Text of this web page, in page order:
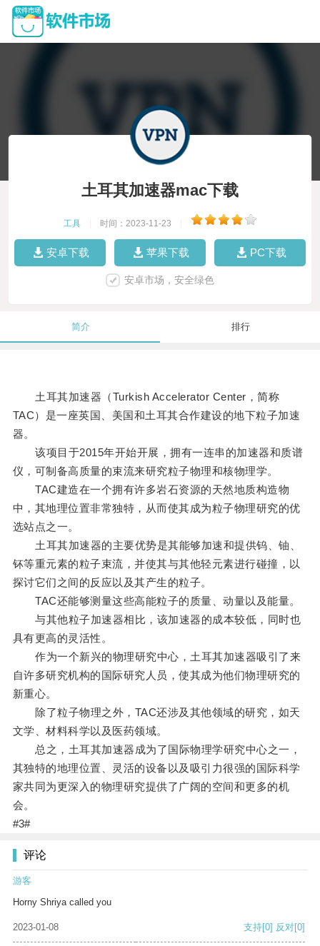
土耳其加速器mac下载
工具 时间：2023-11-23
安卓下载 苹果下载 PC下载
安卓市场，安全绿色
简介 排行
土耳其加速器（Turkish Accelerator Center，简称
TAC）是一座英国、美国和土耳其合作建设的地下粒子加速
器。
该项目于2015年开始开展，拥有一连串的加速器和质谱
仪，可制备高质量的束流来研究粒子物理和核物理学。
TAC建造在一个拥有许多岩石资源的天然地质构造物
中，其地理位置非常独特，从而使其成为粒子物理研究的优
选站点之一。
土耳其加速器的主要优势是其能够加速和提供钨、铀、
钚等重元素的粒子束流，并使其与其他轻元素进行碰撞，以
探讨它们之间的反应以及其产生的粒子。
TAC还能够测量这些高能粒子的质量、动量以及能量。
与其他粒子加速器相比，该加速器的成本较低，同时也
具有更高的灵活性。
作为一个新兴的物理研究中心，土耳其加速器吸引了来
自许多研究机构的国际研究人员，使其成为他们物理研究的
新重心。
除了粒子物理之外，TAC还涉及其他领域的研究，如天
文学、材料科学以及医药领域。
总之，土耳其加速器成为了国际物理学研究中心之一，
其独特的地理位置、灵活的设备以及吸引力很强的国际科学
家共同为更深入的物理研究提供了广阔的空间和更多的机
会。
#3#
评论
游客
Horny Shriya called you
2023-01-08 支持[0] 反对[0]